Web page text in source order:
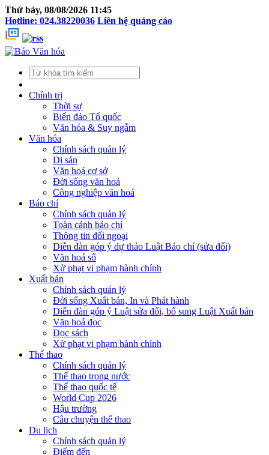
Thứ bảy, 08/08/2026 11:45
Hotline: 024.38220036 Liên hệ quảng cáo
Chính trị
Thời sự
Biển đảo Tổ quốc
Văn hóa & Suy ngẫm
Văn hóa
Chính sách quản lý
Di sản
Văn hoá cơ sở
Đời sống văn hoá
Công nghiệp văn hoá
Báo chí
Chính sách quản lý
Toàn cảnh báo chí
Thông tin đối ngoại
Diễn đàn góp ý dự thảo Luật Báo chí (sửa đổi)
Văn hoá số
Xử phạt vi phạm hành chính
Xuất bản
Chính sách quản lý
Đời sống Xuất bản, In và Phát hành
Diễn đàn góp ý Luật sửa đổi, bổ sung Luật Xuất bản
Văn hoá đọc
Đọc sách
Xử phạt vi phạm hành chính
Thể thao
Chính sách quản lý
Thể thao trong nước
Thể thao quốc tế
World Cup 2026
Hậu trường
Câu chuyện thể thao
Du lịch
Chính sách quản lý
Điểm đến